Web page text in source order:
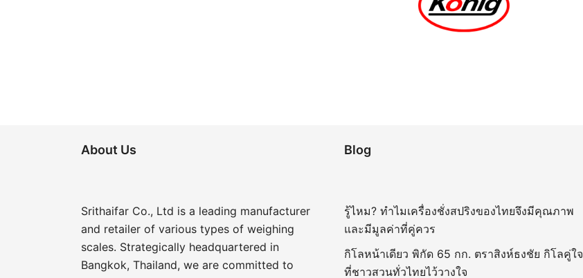
About Us
Srithaifar Co., Ltd is a leading manufacturer
and retailer of various types of weighing
scales. Strategically headquartered in
Bangkok, Thailand, we are committed to
Blog
รู้ไหม? ทำไมเครื่องชั่งสปริงของไทยจึงมีคุณภาพ
และมีมูลค่าที่คู่ควร
กิโลหน้าเดียว พิกัด 65 กก. ตราสิงห์ธงชัย กิโลคู่ใจ
ที่ชาวสวนทั่วไทยไว้วางใจ